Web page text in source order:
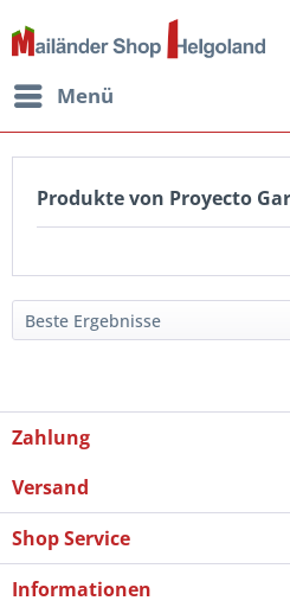
Menü
Produkte von Proyecto
Zahlung
Versand
Shop Service
Informationen